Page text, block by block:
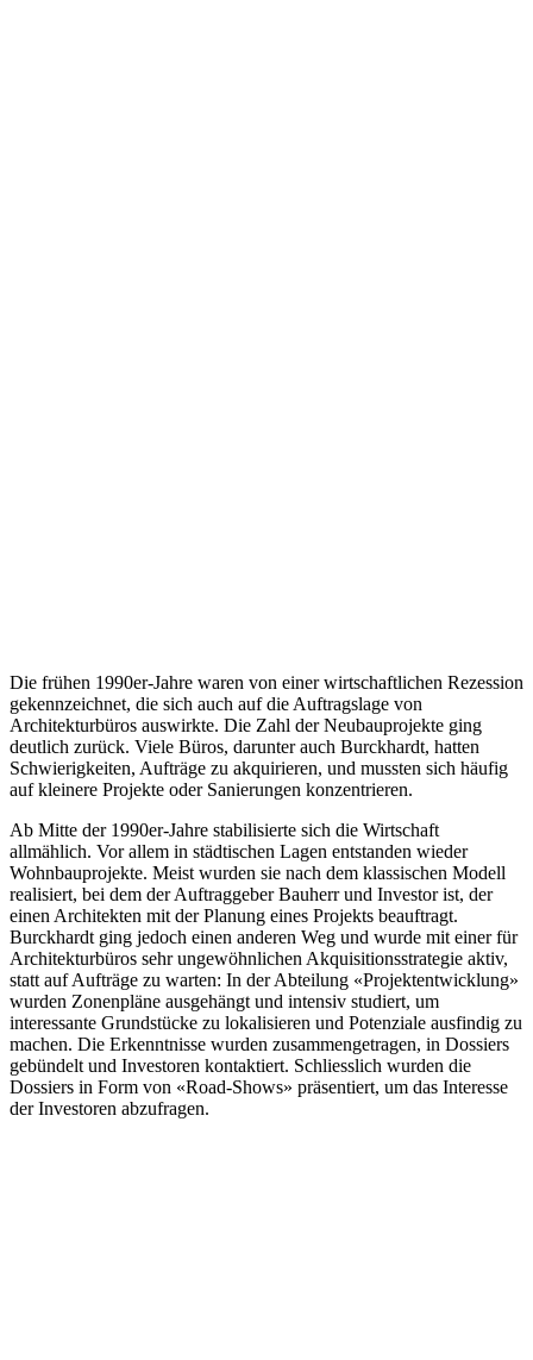
Die frühen 1990er-Jahre waren von einer wirtschaftlichen Rezession
gekennzeichnet, die sich auch auf die Auftragslage von
Architekturbüros auswirkte. Die Zahl der Neubauprojekte ging
deutlich zurück. Viele Büros, darunter auch Burckhardt, hatten
Schwierigkeiten, Aufträge zu akquirieren, und mussten sich häufig
auf kleinere Projekte oder Sanierungen konzentrieren.
Ab Mitte der 1990er-Jahre stabilisierte sich die Wirtschaft
allmählich. Vor allem in städtischen Lagen entstanden wieder
Wohnbauprojekte. Meist wurden sie nach dem klassischen Modell
realisiert, bei dem der Auftraggeber Bauherr und Investor ist, der
einen Architekten mit der Planung eines Projekts beauftragt.
Burckhardt ging jedoch einen anderen Weg und wurde mit einer für
Architekturbüros sehr ungewöhnlichen Akquisitionsstrategie aktiv,
statt auf Aufträge zu warten: In der Abteilung «Projektentwicklung»
wurden Zonenpläne ausgehängt und intensiv studiert, um
interessante Grundstücke zu lokalisieren und Potenziale ausfindig zu
machen. Die Erkenntnisse wurden zusammengetragen, in Dossiers
gebündelt und Investoren kontaktiert. Schliesslich wurden die
Dossiers in Form von «Road-Shows» präsentiert, um das Interesse
der Investoren abzufragen.